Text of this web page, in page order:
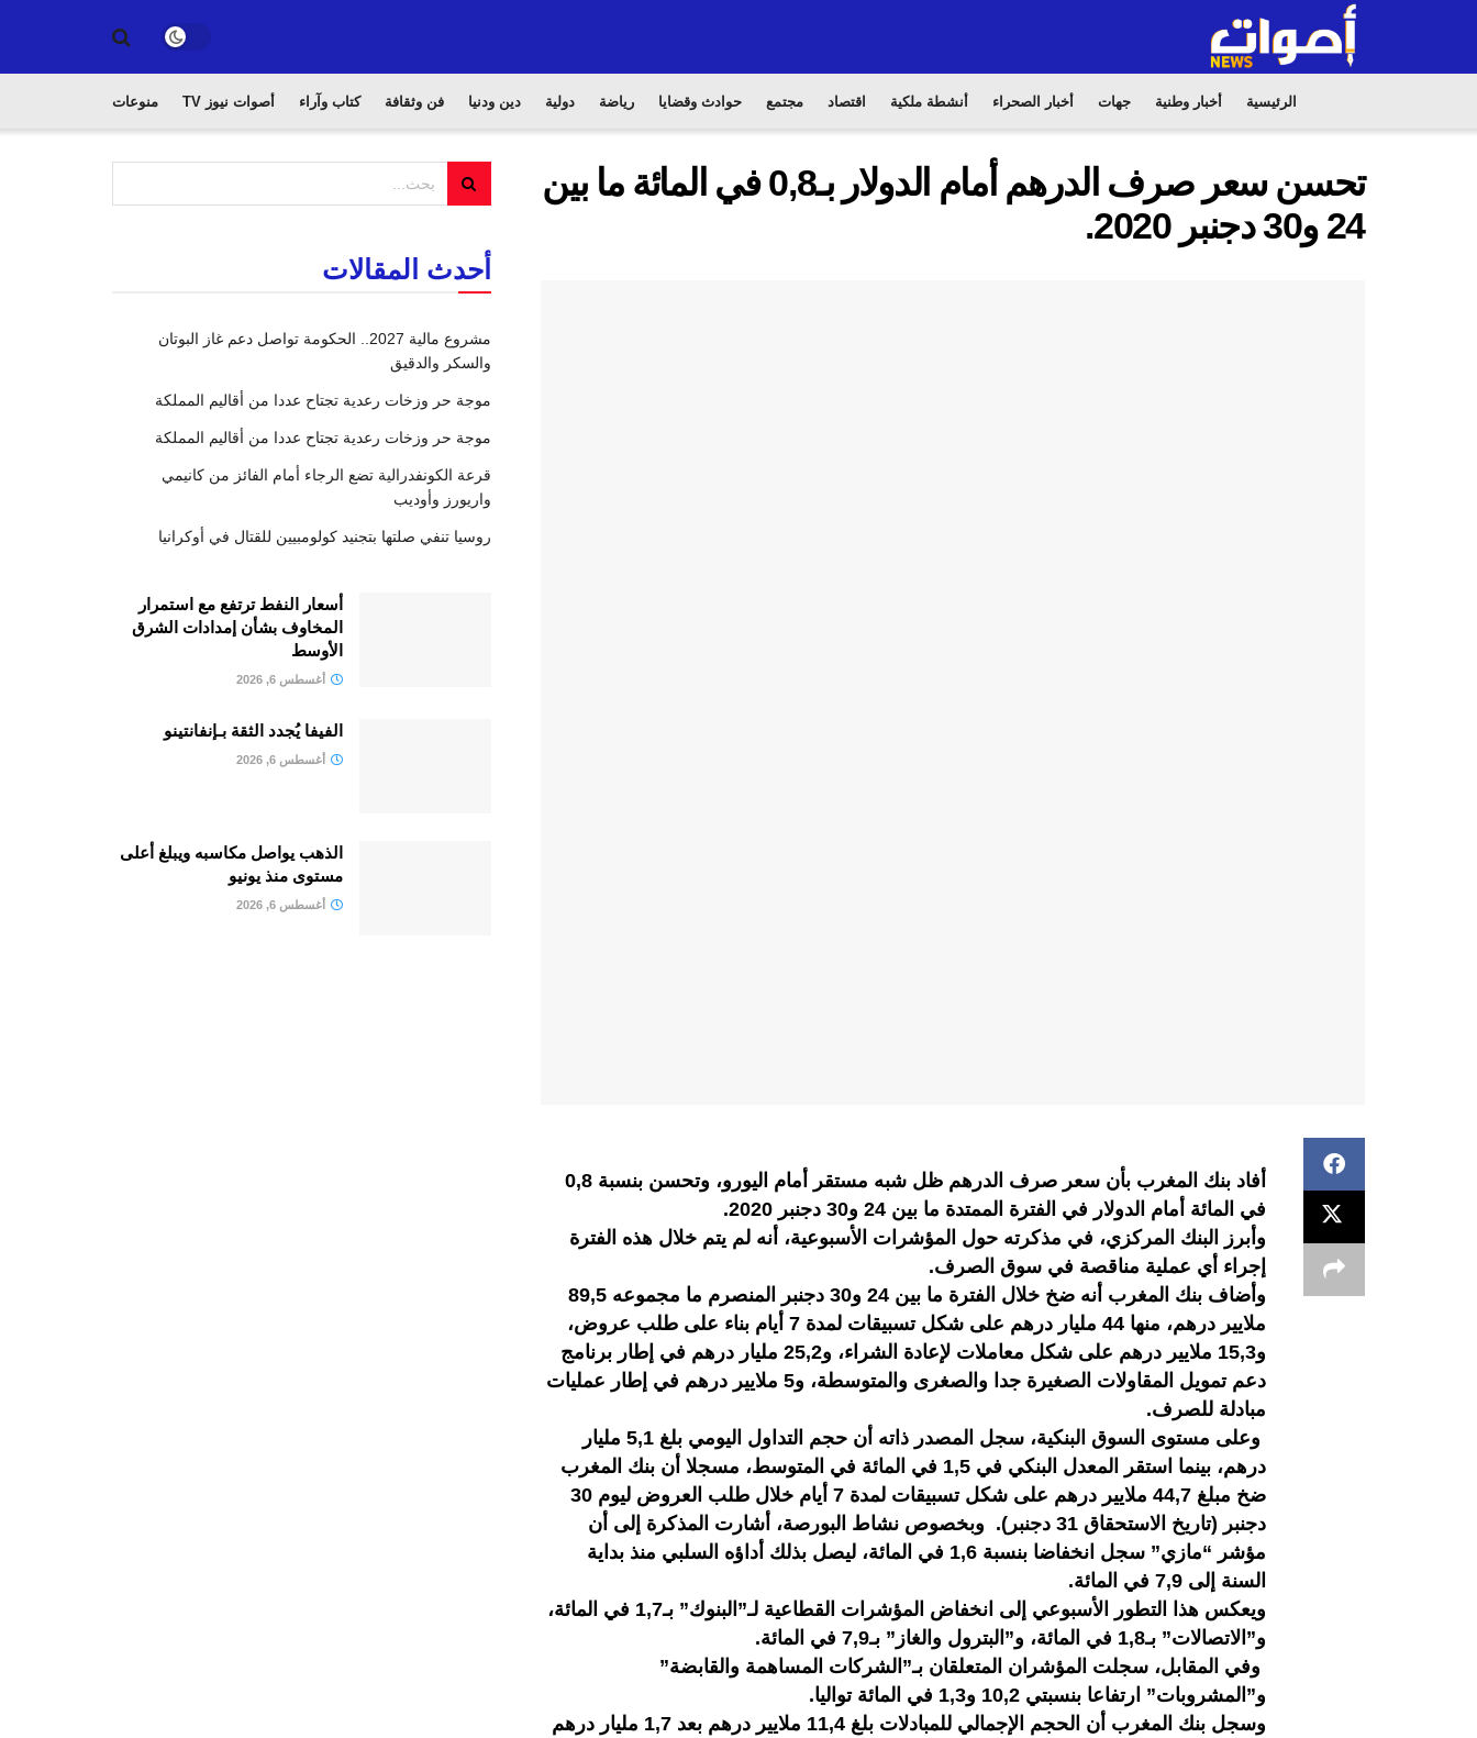
الرئيسية أخبار وطنية جهات أخبار الصحراء أنشطة ملكية اقتصاد مجتمع حوادث وقضايا رياضة دولية دين ودنيا فن وثقافة كتاب وآراء أصوات نيوز TV منوعات
تحسن سعر صرف الدرهم أمام الدولار بـ0,8 في المائة ما بين
24 و30 دجنبر 2020.
أفاد بنك المغرب بأن سعر صرف الدرهم ظل شبه مستقر أمام اليورو، وتحسن بنسبة 0,8
في المائة أمام الدولار في الفترة الممتدة ما بين 24 و30 دجنبر 2020.
وأبرز البنك المركزي، في مذكرته حول المؤشرات الأسبوعية، أنه لم يتم خلال هذه الفترة
إجراء أي عملية مناقصة في سوق الصرف.
وأضاف بنك المغرب أنه ضخ خلال الفترة ما بين 24 و30 دجنبر المنصرم ما مجموعه 89,5
ملايير درهم، منها 44 مليار درهم على شكل تسبيقات لمدة 7 أيام بناء على طلب عروض،
و15,3 ملايير درهم على شكل معاملات لإعادة الشراء، و25,2 مليار درهم في إطار برنامج
دعم تمويل المقاولات الصغيرة جدا والصغرى والمتوسطة، و5 ملايير درهم في إطار عمليات
مبادلة للصرف.
وعلى مستوى السوق البنكية، سجل المصدر ذاته أن حجم التداول اليومي بلغ 5,1 مليار
درهم، بينما استقر المعدل البنكي في 1,5 في المائة في المتوسط، مسجلا أن بنك المغرب
ضخ مبلغ 44,7 ملايير درهم على شكل تسبيقات لمدة 7 أيام خلال طلب العروض ليوم 30
دجنبر (تاريخ الاستحقاق 31 دجنبر). وبخصوص نشاط البورصة، أشارت المذكرة إلى أن
مؤشر “مازي” سجل انخفاضا بنسبة 1,6 في المائة، ليصل بذلك أداؤه السلبي منذ بداية
السنة إلى 7,9 في المائة.
ويعكس هذا التطور الأسبوعي إلى انخفاض المؤشرات القطاعية لـ”البنوك” بـ1,7 في المائة،
و”الاتصالات” بـ1,8 في المائة، و”البترول والغاز” بـ7,9 في المائة.
وفي المقابل، سجلت المؤشران المتعلقان بـ”الشركات المساهمة والقابضة”
و”المشروبات” ارتفاعا بنسبتي 10,2 و1,3 في المائة تواليا.
وسجل بنك المغرب أن الحجم الإجمالي للمبادلات بلغ 11,4 ملايير درهم بعد 1,7 مليار درهم
أحدث المقالات
مشروع مالية 2027.. الحكومة تواصل دعم غاز البوتان
والسكر والدقيق
موجة حر وزخات رعدية تجتاح عددا من أقاليم المملكة
موجة حر وزخات رعدية تجتاح عددا من أقاليم المملكة
قرعة الكونفدرالية تضع الرجاء أمام الفائز من كانيمي
واريورز وأوديب
روسيا تنفي صلتها بتجنيد كولومبيين للقتال في أوكرانيا
أسعار النفط ترتفع مع استمرار
المخاوف بشأن إمدادات الشرق
الأوسط
أغسطس 6, 2026
الفيفا يُجدد الثقة بـإنفانتينو
أغسطس 6, 2026
الذهب يواصل مكاسبه ويبلغ أعلى
مستوى منذ يونيو
أغسطس 6, 2026